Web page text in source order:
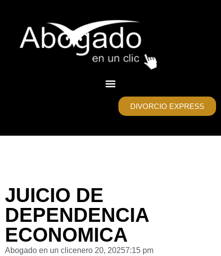
DIVORCIO EXPRESS
JUICIO DE
DEPENDENCIA
ECONOMICA
Abogado en un clicenero 20, 20257:15 pm